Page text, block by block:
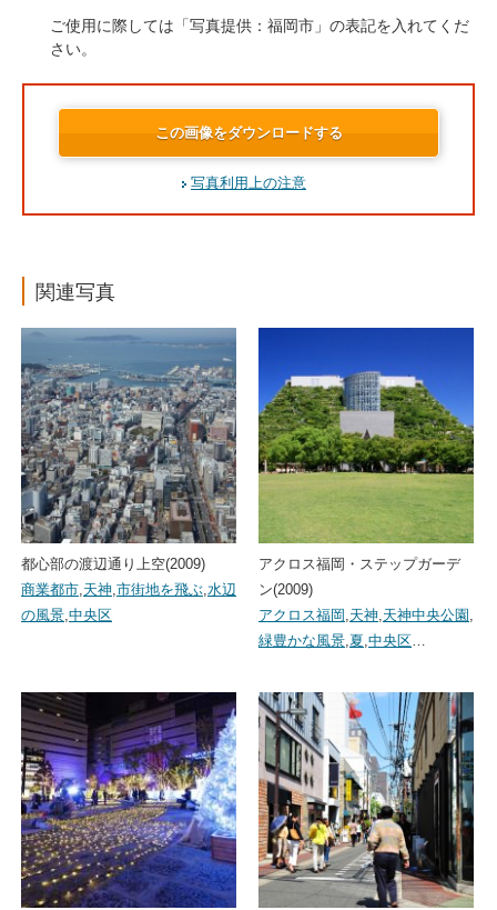
ご使用に際しては「写真提供：福岡市」の表記を入れてくだ
さい。
この画像をダウンロードする
写真利用上の注意
関連写真
都心部の渡辺通り上空(2009)
商業都市,天神,市街地を飛ぶ,水辺
の風景,中央区
アクロス福岡・ステップガーデ
ン(2009)
アクロス福岡 ,天神,天神中央公園 ,
緑豊かな風景,夏,中央区…